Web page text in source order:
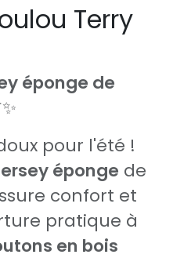
Terry
éponge de
pour l'été !
éponge de
confort et
pratique à
en bois